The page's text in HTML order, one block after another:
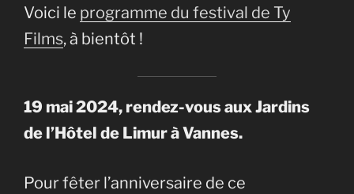
Voici le programme du festival de Ty
Films, à bientôt !
19 mai 2024, rendez-vous aux Jardins
de l’Hôtel de Limur à Vannes.
Pour fêter l’anniversaire de ce